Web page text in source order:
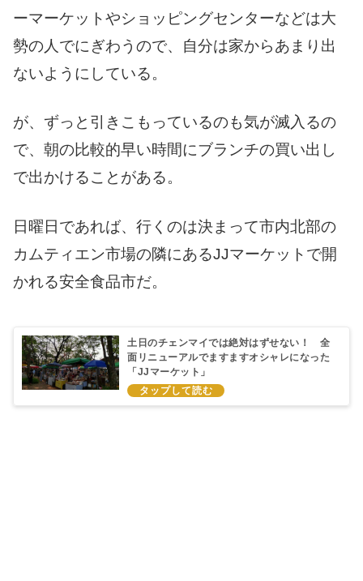
ーマーケットやショッピングセンターなどは大
勢の人でにぎわうので、自分は家からあまり出
ないようにしている。
が、ずっと引きこもっているのも気が滅入るの
で、朝の比較的早い時間にブランチの買い出し
で出かけることがある。
日曜日であれば、行くのは決まって市内北部の
カムティエン市場の隣にあるJJマーケットで開
かれる安全食品市だ。
土日のチェンマイでは絶対はずせない！ 全
面リニューアルでますますオシャレになった
「JJマーケット」